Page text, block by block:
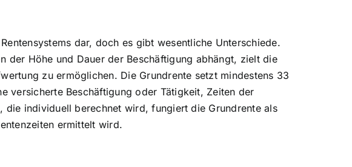
dar, doch es gibt wesentliche Unterschiede.
der Höhe und Dauer der Beschäftigung abhängt, zielt die
zu ermöglichen. Die Grundrente setzt mindestens 33
versicherte Beschäftigung oder Tätigkeit, Zeiten der
die individuell berechnet wird, fungiert die Grundrente als
ermittelt wird.